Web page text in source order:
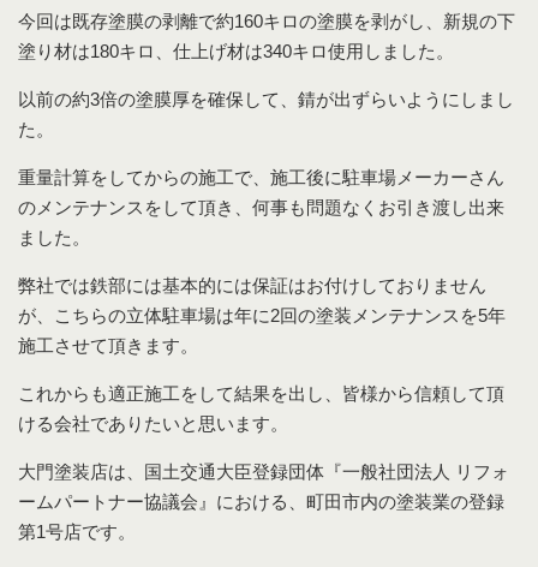
今回は既存塗膜の剥離で約160キロの塗膜を剥がし、新規の下
塗り材は180キロ、仕上げ材は340キロ使用しました。
以前の約3倍の塗膜厚を確保して、錆が出ずらいようにしまし
た。
重量計算をしてからの施工で、施工後に駐車場メーカーさん
のメンテナンスをして頂き、何事も問題なくお引き渡し出来
ました。
弊社では鉄部には基本的には保証はお付けしておりません
が、こちらの立体駐車場は年に2回の塗装メンテナンスを5年
施工させて頂きます。
これからも適正施工をして結果を出し、皆様から信頼して頂
ける会社でありたいと思います。
大門塗装店は、国土交通大臣登録団体『一般社団法人 リフォ
ームパートナー協議会』における、町田市内の塗装業の登録
第1号店です。